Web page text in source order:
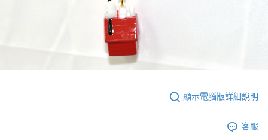
顯示電腦版詳細說明
客服